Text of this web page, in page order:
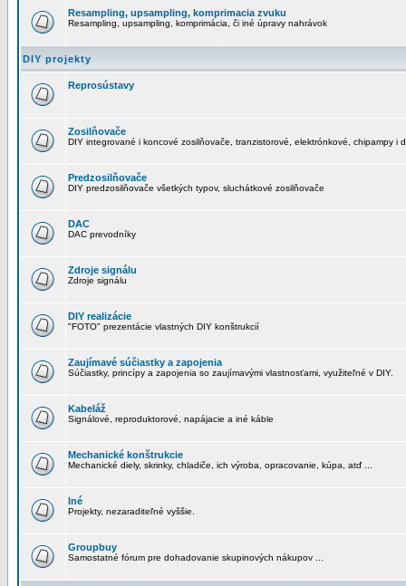
Resampling, upsampling, komprimacia zvuku
Resampling, upsampling, komprimácia, či iné úpravy nahrávok
DIY projekty
Reprosústavy
Zosilňovače
DIY integrované i koncové zosilňovače, tranzistorové, elektrónkové, chipampy i
Predzosilňovače
DIY predzosilňovače všetkých typov, sluchátkové zosilňovače
DAC
DAC prevodníky
Zdroje signálu
Zdroje signálu
DIY realizácie
"FOTO" prezentácie vlastných DIY konštrukcií
Zaujímavé súčiastky a zapojenia
Súčiastky, princípy a zapojenia so zaujímavými vlastnosťami, využiteľné v DIY.
Kabeláž
Signálové, reproduktorové, napájacie a iné káble
Mechanické konštrukcie
Mechanické diely, skrinky, chladiče, ich výroba, opracovanie, kúpa, atď ...
Iné
Projekty, nezaraditeľné vyššie.
Groupbuy
Samostatné fórum pre dohadovanie skupinových nákupov ...